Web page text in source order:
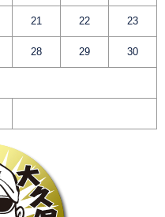
21 22 23
28 29 30